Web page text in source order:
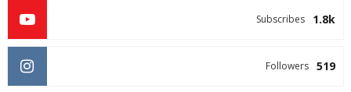
1.8k
Subscribes
519
Followers